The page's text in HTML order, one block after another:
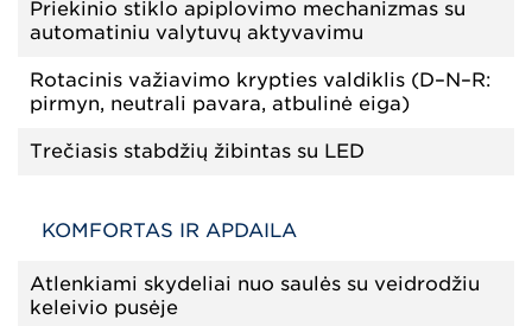
Priekinio stiklo apiplovimo mechanizmas su
automatiniu valytuvų aktyvavimu
Rotacinis važiavimo krypties valdiklis (D–N–R:
pirmyn, neutrali pavara, atbulinė eiga)
Trečiasis stabdžių žibintas su LED
KOMFORTAS IR APDAILA
Atlenkiami skydeliai nuo saulės su veidrodžiu
keleivio pusėje